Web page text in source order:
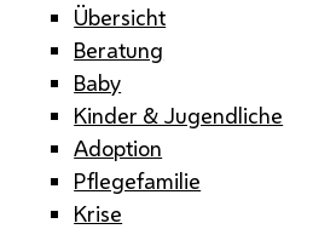
Übersicht
Beratung
Baby
Kinder & Jugendliche
Adoption
Pflegefamilie
Krise